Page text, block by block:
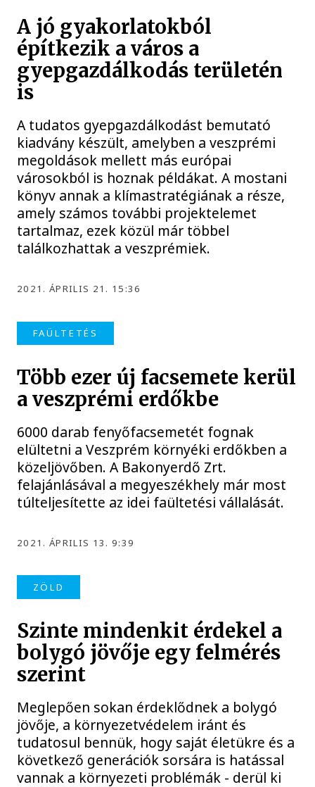
A jó gyakorlatokból
építkezik a város a
gyepgazdálkodás területén
is
A tudatos gyepgazdálkodást bemutató
kiadvány készült, amelyben a veszprémi
megoldások mellett más európai
városokból is hoznak példákat. A mostani
könyv annak a klímastratégiának a része,
amely számos további projektelemet
tartalmaz, ezek közül már többel
találkozhattak a veszprémiek.
2021. ÁPRILIS 21. 15:36
FAÜLTETÉS
Több ezer új facsemete kerül
a veszprémi erdőkbe
6000 darab fenyőfacsemetét fognak
elültetni a Veszprém környéki erdőkben a
közeljövőben. A Bakonyerdő Zrt.
felajánlásával a megyeszékhely már most
túlteljesítette az idei faültetési vállalását.
2021. ÁPRILIS 13. 9:39
ZÖLD
Szinte mindenkit érdekel a
bolygó jövője egy felmérés
szerint
Meglepően sokan érdeklődnek a bolygó
jövője, a környezetvédelem iránt és
tudatosul bennük, hogy saját életükre és a
következő generációk sorsára is hatással
vannak a környezeti problémák - derül ki